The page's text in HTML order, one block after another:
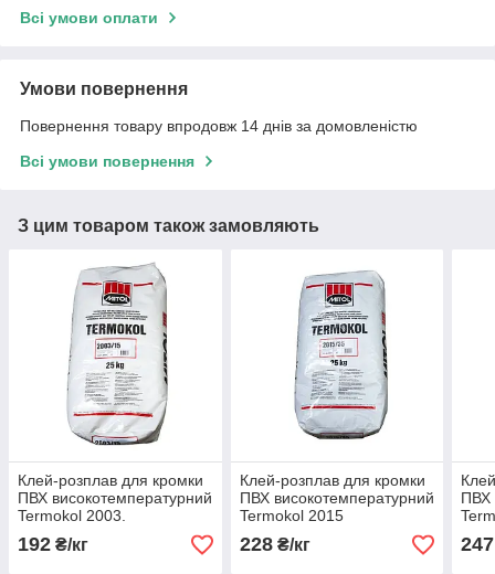
Всі умови оплати
Умови повернення
Повернення товару впродовж 14 днів за домовленістю
Всі умови повернення
З цим товаром також замовляють
Клей-розплав для кромки
ПВХ високотемпературний
Termokol 2003.
192 ₴/кг
Клей-розплав для кромки
ПВХ високотемпературний
Termokol 2015
228₴/кг
ПВХ
247